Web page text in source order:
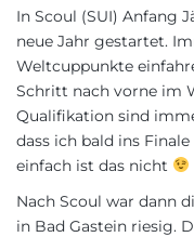
In Scoul (SUI) Anfang
neue Jahr gestartet.
Weltcuppunkte
Schritt nach vorne im
Qualifikation sind
dass ich bald ins
einfach ist das nicht
Nach Scoul war dann
in Bad Gastein riesig.